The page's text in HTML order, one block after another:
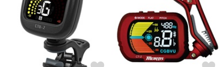
キーボード 電子ピアノ
管楽器 その他楽器